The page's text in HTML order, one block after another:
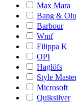
Max Mara
Bang &
Barbour
Wmf
Filippa K
OPI
Haglöfs
Style
Microsoft
Quiksilver